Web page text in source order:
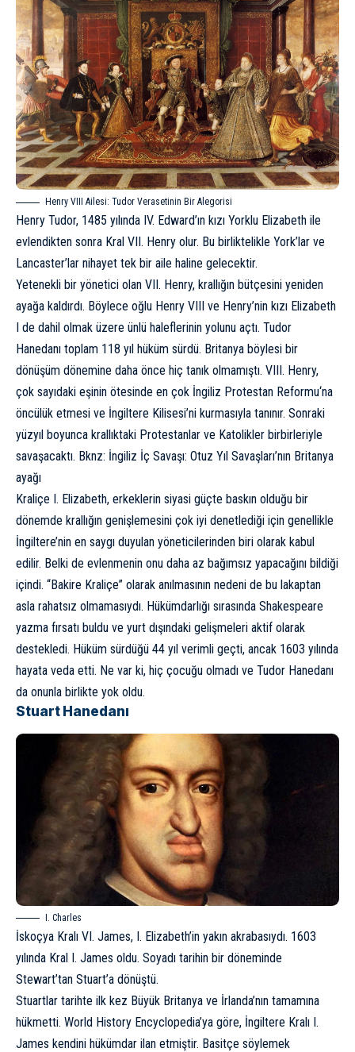
Henry VIII Ailesi: Tudor Verasetinin Bir Alegorisi
Henry Tudor, 1485 yılında IV. Edward’ın kızı Yorklu Elizabeth ile
evlendikten sonra Kral VII. Henry olur. Bu birliktelikle York’lar ve
Lancaster’lar nihayet tek bir aile haline gelecektir.
Yetenekli bir yönetici olan VII. Henry, krallığın bütçesini yeniden
ayağa kaldırdı. Böylece oğlu Henry VIII ve Henry’nin kızı Elizabeth
I de dahil olmak üzere ünlü haleflerinin yolunu açtı. Tudor
Hanedanı toplam 118 yıl hüküm sürdü. Britanya böylesi bir
dönüşüm dönemine daha önce hiç tanık olmamıştı. VIII. Henry,
çok sayıdaki eşinin ötesinde en çok İngiliz Protestan Reformu‘na
öncülük etmesi ve İngiltere Kilisesi’ni kurmasıyla tanınır. Sonraki
yüzyıl boyunca krallıktaki Protestanlar ve Katolikler birbirleriyle
savaşacaktı. Bknz: İngiliz İç Savaşı: Otuz Yıl Savaşları’nın Britanya
ayağı
Kraliçe I. Elizabeth, erkeklerin siyasi güçte baskın olduğu bir
dönemde krallığın genişlemesini çok iyi denetlediği için genellikle
İngiltere’nin en saygı duyulan yöneticilerinden biri olarak kabul
edilir. Belki de evlenmenin onu daha az bağımsız yapacağını bildiği
içindi. “Bakire Kraliçe” olarak anılmasının nedeni de bu lakaptan
asla rahatsız olmamasıydı. Hükümdarlığı sırasında Shakespeare
yazma fırsatı buldu ve yurt dışındaki gelişmeleri aktif olarak
destekledi. Hüküm sürdüğü 44 yıl verimli geçti, ancak 1603 yılında
hayata veda etti. Ne var ki, hiç çocuğu olmadı ve Tudor Hanedanı
da onunla birlikte yok oldu.
Stuart Hanedanı
I. Charles
İskoçya Kralı VI. James, I. Elizabeth’in yakın akrabasıydı. 1603
yılında Kral I. James oldu. Soyadı tarihin bir döneminde
Stewart’tan Stuart’a dönüştü.
Stuartlar tarihte ilk kez Büyük Britanya ve İrlanda’nın tamamına
hükmetti. World History Encyclopedia’ya göre, İngiltere Kralı I.
James kendini hükümdar ilan etmiştir. Basitçe söylemek